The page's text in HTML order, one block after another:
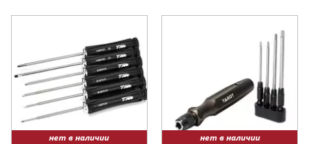
нет в наличии
нет в наличии